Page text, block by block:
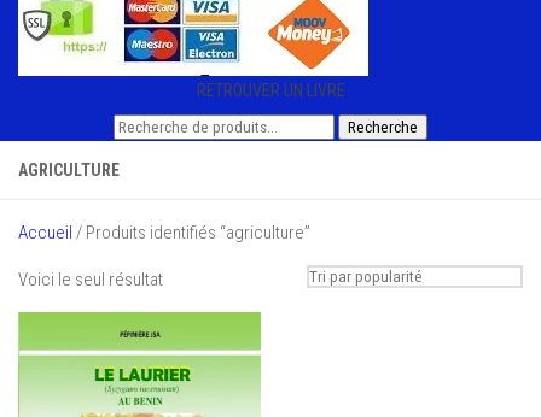
RETROUVER UN LIVRE
Recherche
Recherche
AGRICULTURE
Accueil / Produits identifiés “agriculture”
Voici le seul résultat